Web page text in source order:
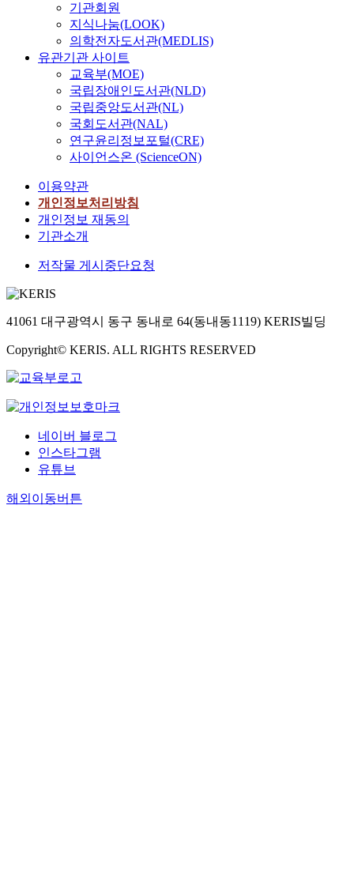
기관회원
지식나눔(LOOK)
의학전자도서관(MEDLIS)
유관기관 사이트
교육부(MOE)
국립장애인도서관(NLD)
국립중앙도서관(NL)
국회도서관(NAL)
연구윤리정보포털(CRE)
사이언스온 (ScienceON)
이용약관
개인정보처리방침
개인정보 재동의
기관소개
저작물 게시중단요청
41061 대구광역시 동구 동내로 64(동내동1119) KERIS빌딩
Copyright© KERIS. ALL RIGHTS RESERVED
네이버 블로그
인스타그램
유튜브
해외이동버튼